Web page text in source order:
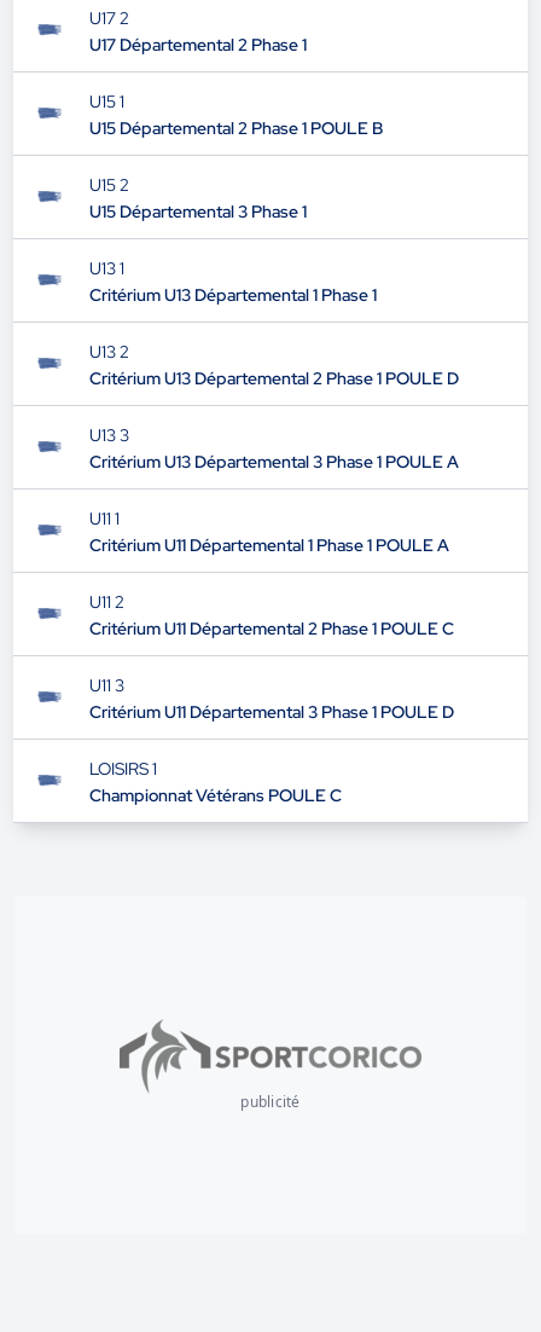
U17 2
U17 Départemental 2 Phase 1
U15 1
U15 Départemental 2 Phase 1 POULE B
U15 2
U15 Départemental 3 Phase 1
U13 1
Critérium U13 Départemental 1 Phase 1
U13 2
Critérium U13 Départemental 2 Phase 1 POULE D
U13 3
Critérium U13 Départemental 3 Phase 1 POULE A
U11 1
Critérium U11 Départemental 1 Phase 1 POULE A
U11 2
Critérium U11 Départemental 2 Phase 1 POULE C
U11 3
Critérium U11 Départemental 3 Phase 1 POULE D
LOISIRS 1
Championnat Vétérans POULE C
publicité